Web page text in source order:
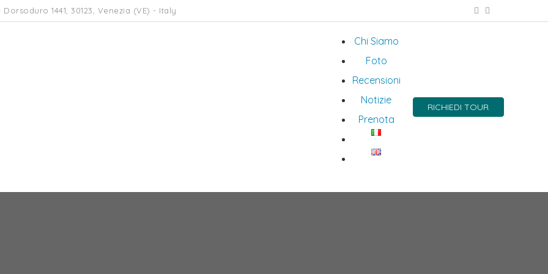
Dorsoduro 1441, 30123, Venezia (VE) - Italy
Chi Siamo
Foto
Recensioni
Notizie
Prenota
RICHIEDI TOUR